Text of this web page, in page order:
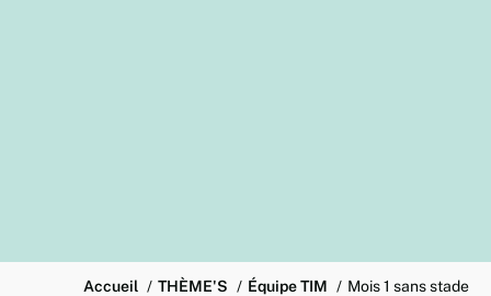
Accueil THÈME'S Équipe TIM Mois 1 sans stade